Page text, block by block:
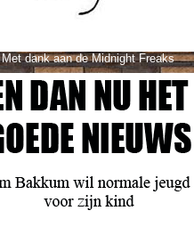
Met dank aande Midnight Freaks